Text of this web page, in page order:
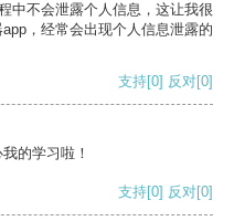
中不会泄露个人信息，这让我很
，经常会出现个人信息泄露的
支持[0] 反对[0]
的学习啦！
支持[0] 反对[0]